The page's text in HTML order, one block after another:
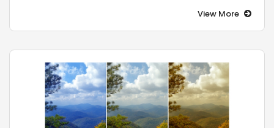
View More